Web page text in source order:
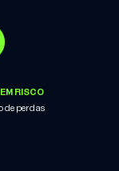
RISCO
de perdas